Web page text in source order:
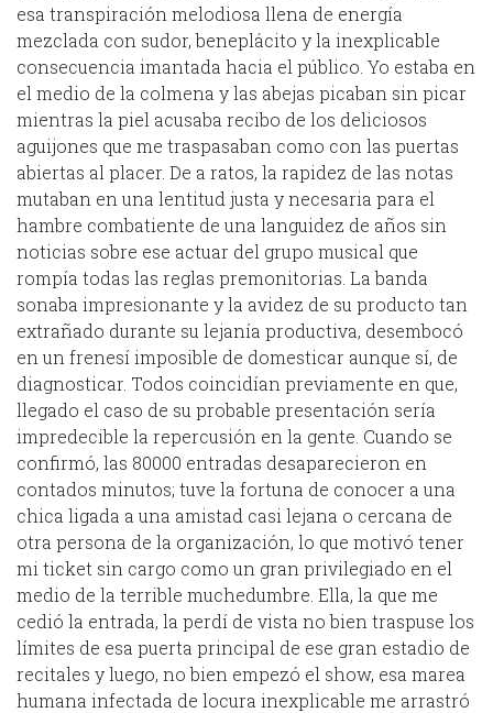
esa transpiración melodiosa llena de energía
mezclada con sudor, beneplácito y la inexplicable
consecuencia imantada hacia el público. Yo estaba en
el medio de la colmena y las abejas picaban sin picar
mientras la piel acusaba recibo de los deliciosos
aguijones que me traspasaban como con las puertas
abiertas al placer. De a ratos, la rapidez de las notas
mutaban en una lentitud justa y necesaria para el
hambre combatiente de una languidez de años sin
noticias sobre ese actuar del grupo musical que
rompía todas las reglas premonitorias. La banda
sonaba impresionante y la avidez de su producto tan
extrañado durante su lejanía productiva, desembocó
en un frenesí imposible de domesticar aunque sí, de
diagnosticar. Todos coincidían previamente en que,
llegado el caso de su probable presentación sería
impredecible la repercusión en la gente. Cuando se
confirmó, las 80000 entradas desaparecieron en
contados minutos; tuve la fortuna de conocer a una
chica ligada a una amistad casi lejana o cercana de
otra persona de la organización, lo que motivó tener
mi ticket sin cargo como un gran privilegiado en el
medio de la terrible muchedumbre. Ella, la que me
cedió la entrada, la perdí de vista no bien traspuse los
límites de esa puerta principal de ese gran estadio de
recitales y luego, no bien empezó el show, esa marea
humana infectada de locura inexplicable me arrastró